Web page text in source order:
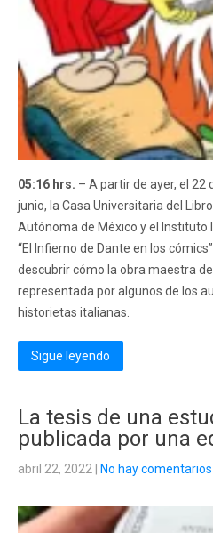
05:16 hrs. – A partir de ayer, el 22
junio, la Casa Universitaria del
Autónoma de México y el Instituto
“El Infierno de Dante en los
descubrir cómo la obra maestra
representada por algunos de los
historietas italianas.
Sigue leyendo
La tesis de una
publicada por una
abril 22, 2022 No hay comentarios